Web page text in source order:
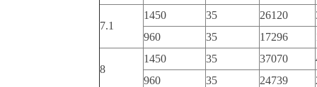
7.1
1450 35 26120
960
35 17296
8
1450 35 37070
960
35 24739